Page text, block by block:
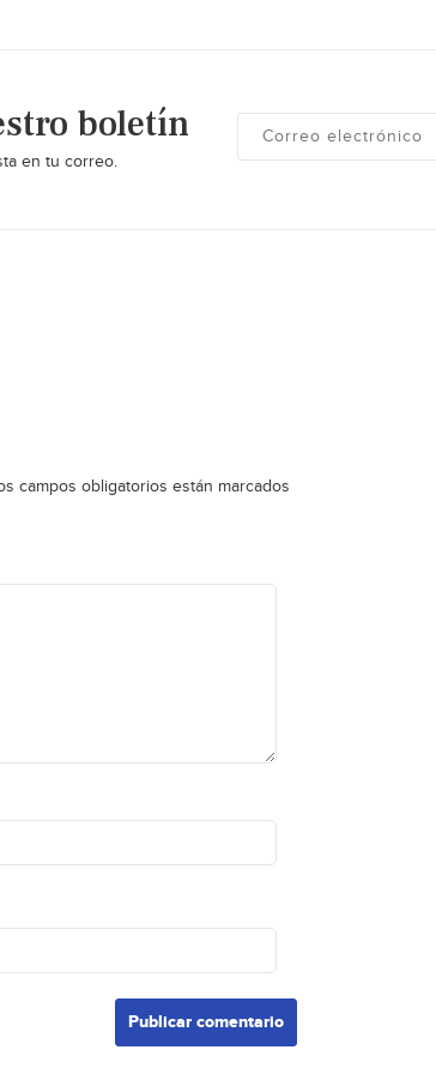
boletín
en tu correo.
campos obligatorios están marcados